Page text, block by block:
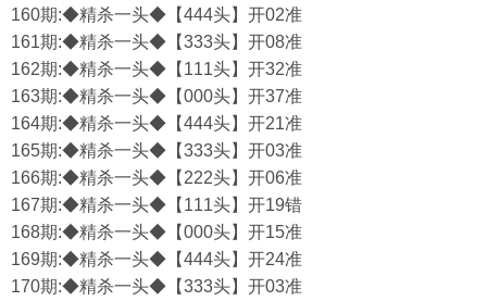
160期:◆精杀一头◆【444头】开02准
161期:◆精杀一头◆【333头】开08准
162期:◆精杀一头◆【111头】开32准
163期:◆精杀一头◆【000头】开37准
164期:◆精杀一头◆【444头】开21准
165期:◆精杀一头◆【333头】开03准
166期:◆精杀一头◆【222头】开06准
167期:◆精杀一头◆【111头】开19错
168期:◆精杀一头◆【000头】开15准
169期:◆精杀一头◆【444头】开24准
170期:◆精杀一头◆【333头】开03准